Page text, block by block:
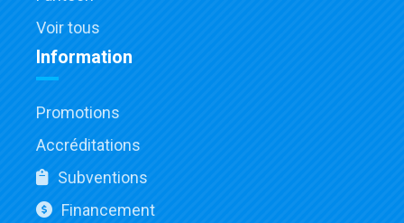
Voir tous
Information
Promotions
Accréditations
Subventions
Financement